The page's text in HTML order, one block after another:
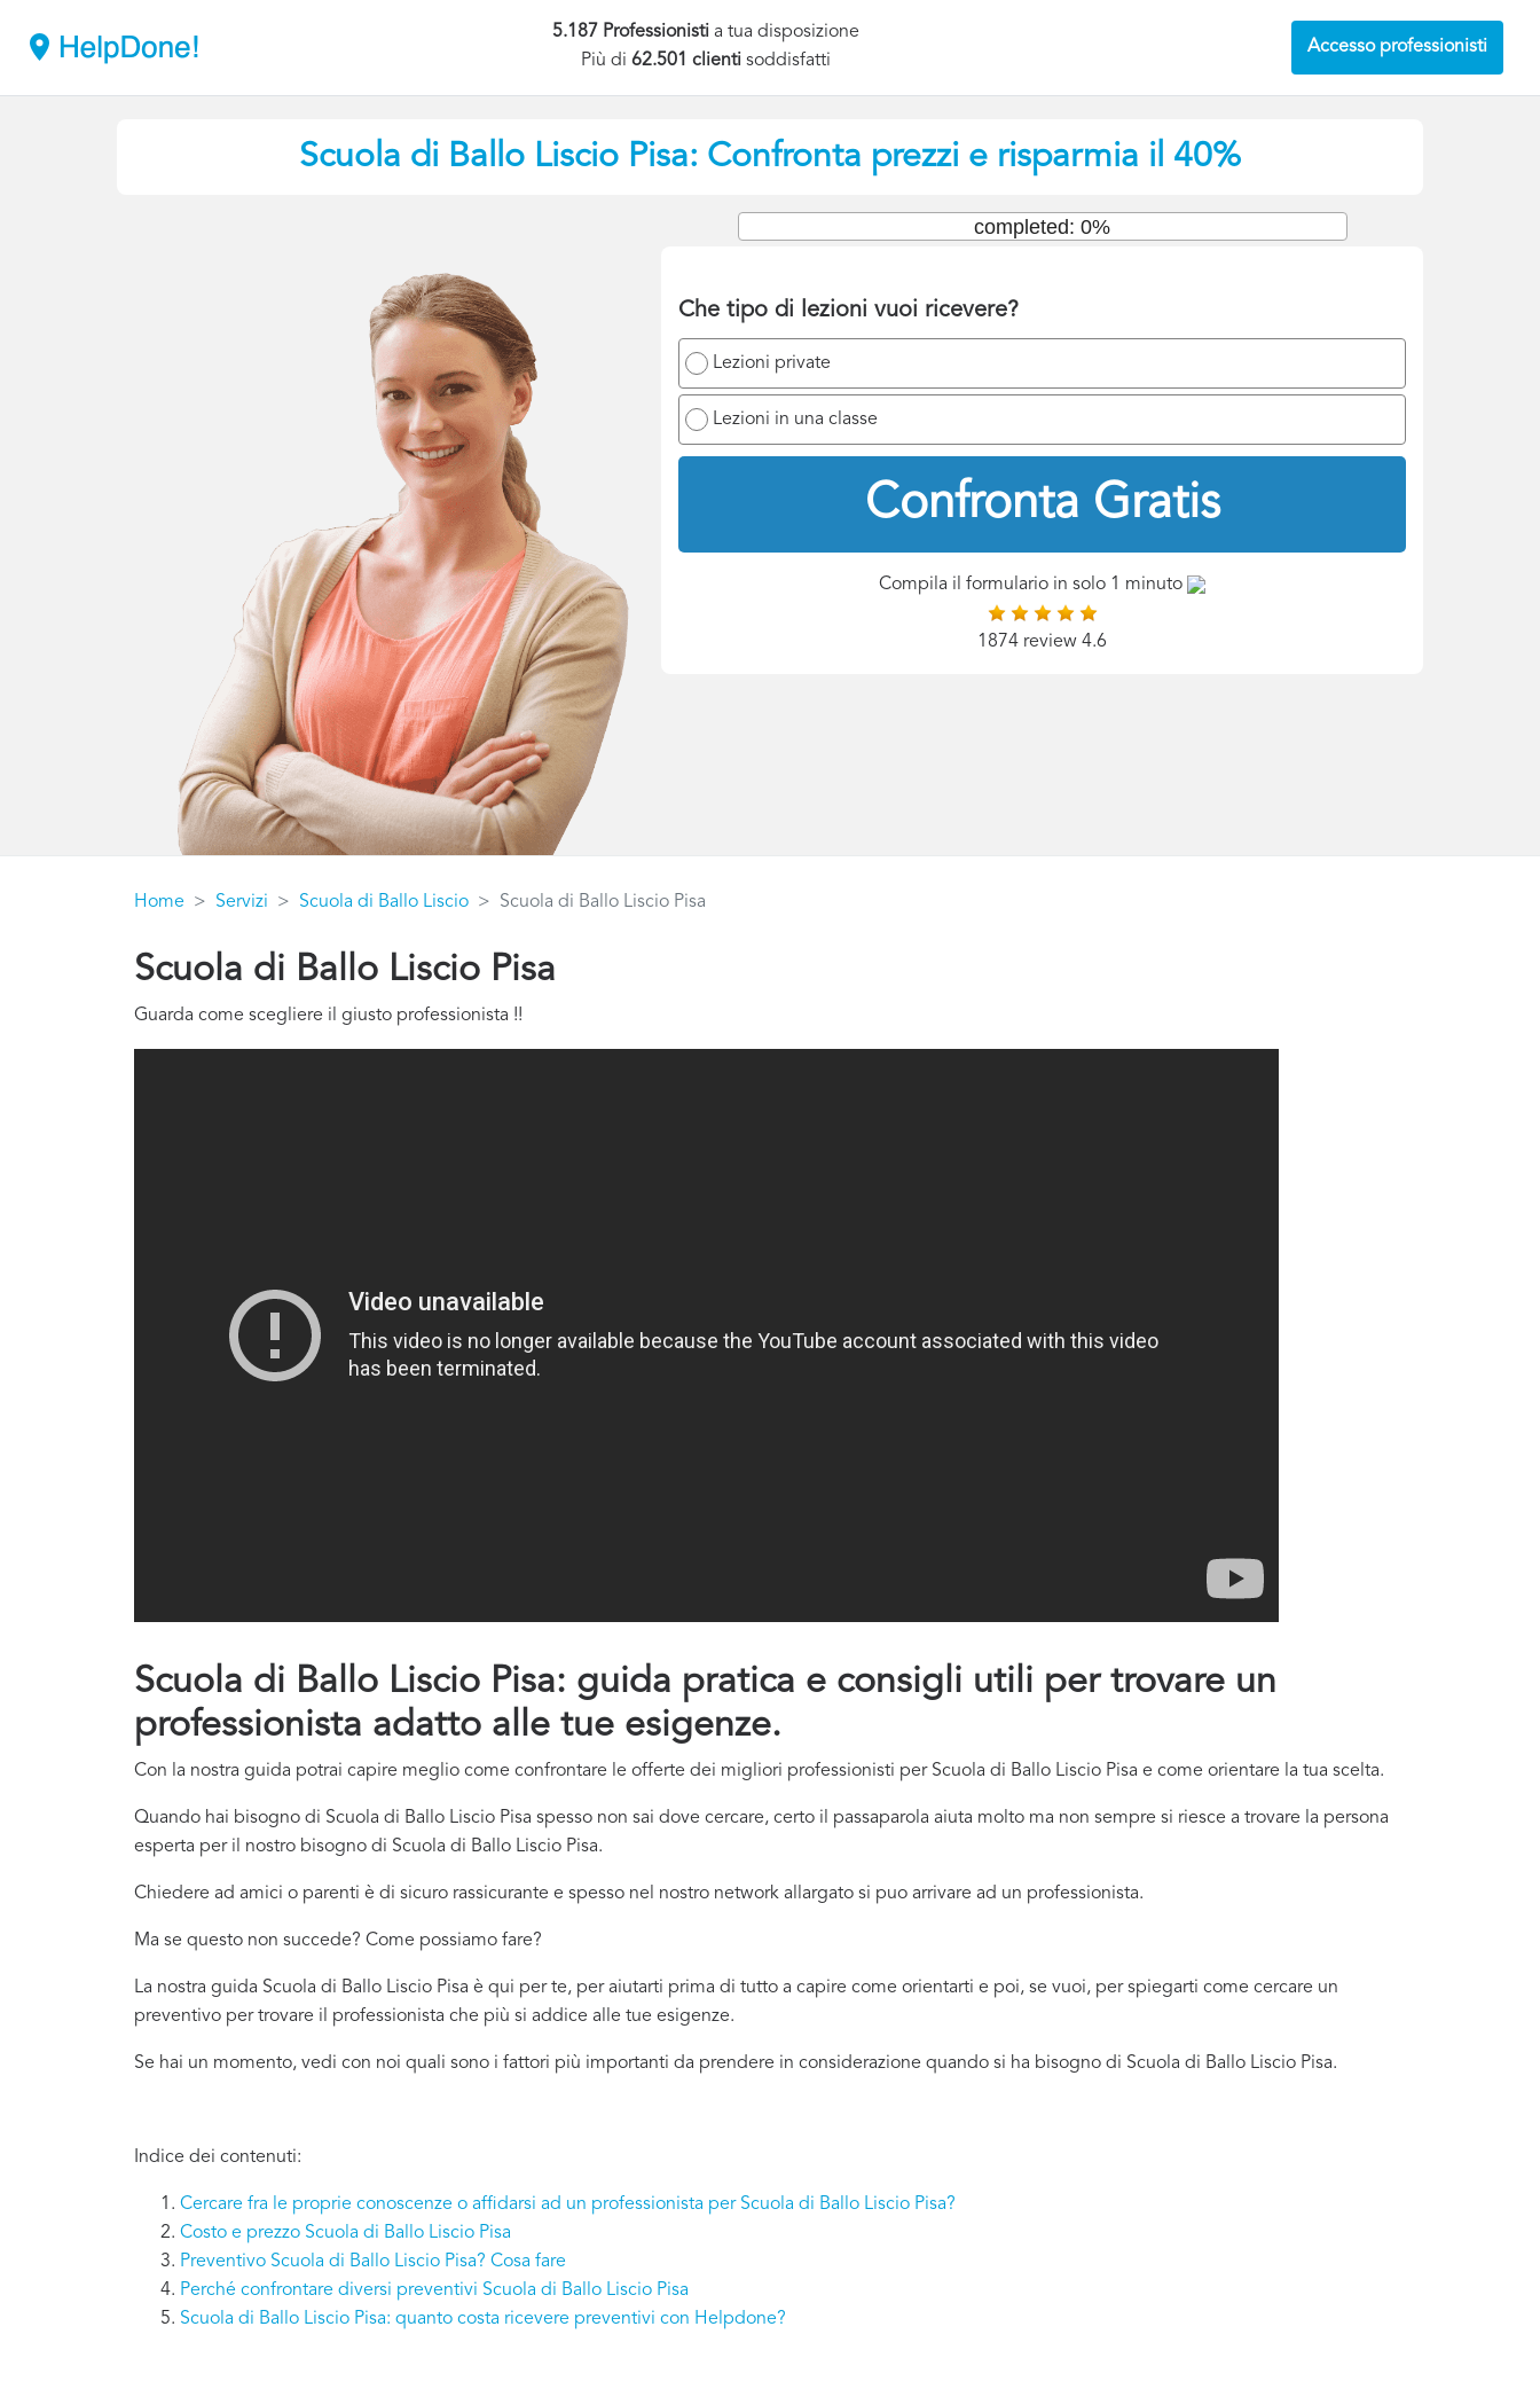
5.187 Professionisti a tua disposizione
Più di62.501 clientisoddisfatti
Accesso professionisti
Scuola di Ballo Liscio Pisa: Confronta prezzi e risparmia il 40%
Che tipo di lezioni vuoi ricevere?
Lezioni private
Lezioni in una classe
Confronta Gratis
completed: 0%
Compila il formulario in solo 1 minuto
1874 review 4.6
Home Servizi Scuola di Ballo Liscio Scuola di Ballo Liscio Pisa
Scuola di Ballo Liscio Pisa
Guarda come scegliere il giusto professionista !!
Scuola di Ballo Liscio Pisa: guida pratica e consigli utili per trovare un
professionista adatto alle tue esigenze.
Con la nostra guida potrai capire meglio come confrontare le offerte dei migliori professionisti per Scuola di Ballo Liscio Pisa e come orientare la tua scelta.
Quando hai bisogno di Scuola di Ballo Liscio Pisa spesso non sai dove cercare, certo il passaparola aiuta molto ma non sempre si riesce a trovare la persona
esperta per il nostro bisogno di Scuola di Ballo Liscio Pisa.
Chiedere ad amici o parenti è di sicuro rassicurante e spesso nel nostro network allargato si puo arrivare ad un professionista.
Ma se questo non succede? Come possiamo fare?
La nostra guida Scuola di Ballo Liscio Pisa è qui per te, per aiutarti prima di tutto a capire come orientarti e poi, se vuoi, per spiegarti come cercare un
preventivo per trovare il professionista che più si addice alle tue esigenze.
Se hai un momento, vedi con noi quali sono i fattori più importanti da prendere in considerazione quando si ha bisogno di Scuola di Ballo Liscio Pisa.
Indice dei contenuti:
Cercare fra le proprie conoscenze o affidarsi ad un professionista per Scuola di Ballo Liscio Pisa?
Costo e prezzo Scuola di Ballo Liscio Pisa
Preventivo Scuola di Ballo Liscio Pisa? Cosa fare
Perché confrontare diversi preventivi Scuola di Ballo Liscio Pisa
Scuola di Ballo Liscio Pisa: quanto costa ricevere preventivi con Helpdone?